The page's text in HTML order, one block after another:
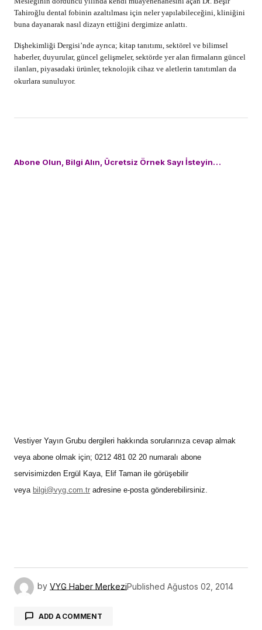
Tahiroğlu dental fobinin azaltılması için neler yapılabileceğini, kliniğini
buna dayanarak nasıl dizayn ettiğini dergimize anlattı.
Dişhekimliği Dergisi’nde ayrıca; kitap tanıtımı, sektörel ve bilimsel
haberler, duyurular, güncel gelişmeler, sektörde yer alan firmaların güncel
ilanları, piyasadaki ürünler, teknolojik cihaz ve aletlerin tanıtımları da
okurlara sunuluyor.
Abone Olun, Bilgi Alın, Ücretsiz Örnek Sayı İsteyin…
BUNLAR DA İLGİNİZİ ÇEKEBİLİR
2 Nisan 2026